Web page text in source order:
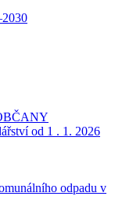
od 1 . 1. 2026
odpadu v